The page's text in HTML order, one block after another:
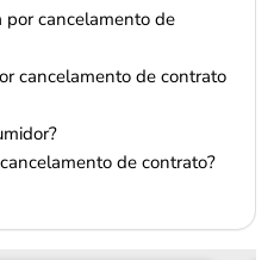
por cancelamento de
cancelamento de contrato
de contrato?